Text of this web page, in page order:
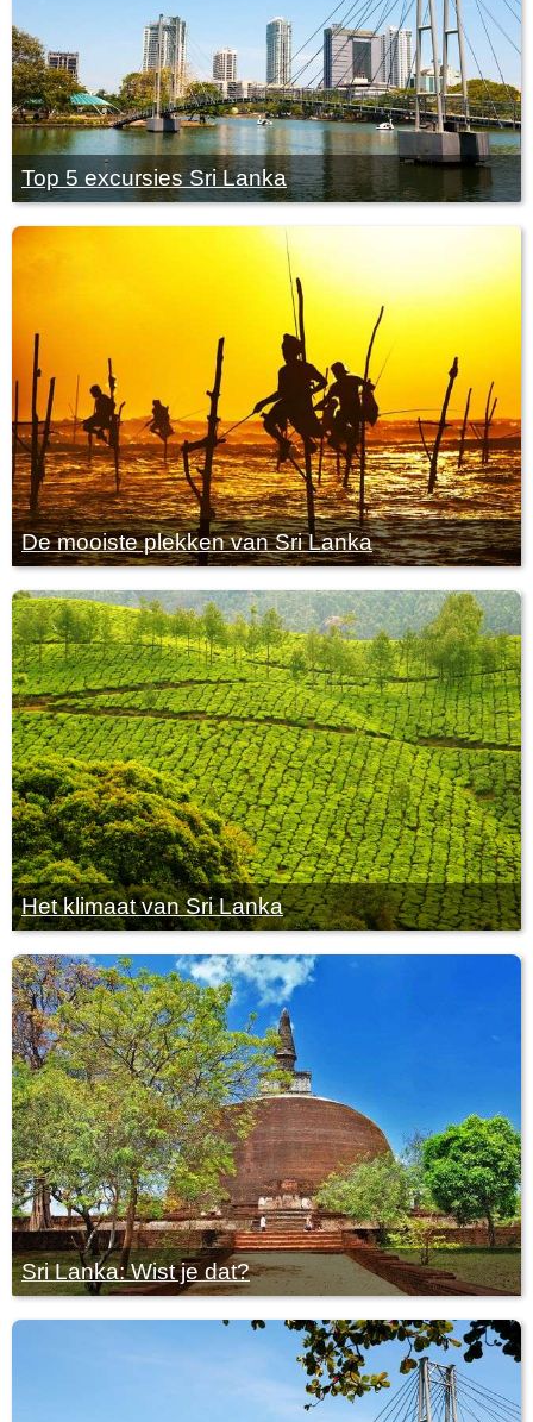
Top 5 excursies Sri Lanka
De mooiste plekken van Sri Lanka
Het klimaat van Sri Lanka
Sri Lanka: Wist je dat?